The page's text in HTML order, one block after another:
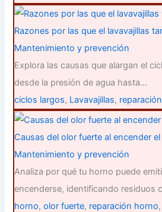
Razones por las que el lavavajillas
Mantenimiento y prevención
Explora las causas que alargan el
desde la presión de agua hasta…
ciclos largos, Lavavajillas, reparación
Causas del olor fuerte al encender
Mantenimiento y prevención
Analiza por qué tu horno puede
encenderse, identificando residuos
horno,olor fuerte, reparación horno,